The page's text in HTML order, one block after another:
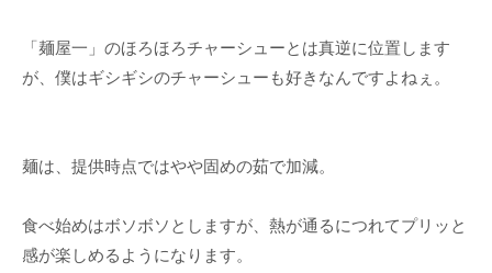
「麺屋一」のほろほろチャーシューとは真逆に位置します
が、僕はギシギシのチャーシューも好きなんですよねぇ。
麺は、提供時点ではやや固めの茹で加減。
食べ始めはボソボソとしますが、熱が通るにつれてプリッと
感が楽しめるようになります。